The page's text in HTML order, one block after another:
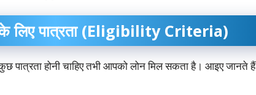
लिए पात्रता (Eligibility Criteria)
होनी चाहिए तभी आपको लोन मिल सकता है। आइए जानते हैं